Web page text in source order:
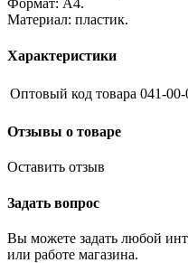
Формат: A4.
Материал: пластик.
Характеристики
Оптовый код товара 041-00-
Отзывы о товаре
Оставить отзыв
Задать вопрос
Вы можете задать любой
или работе магазина.